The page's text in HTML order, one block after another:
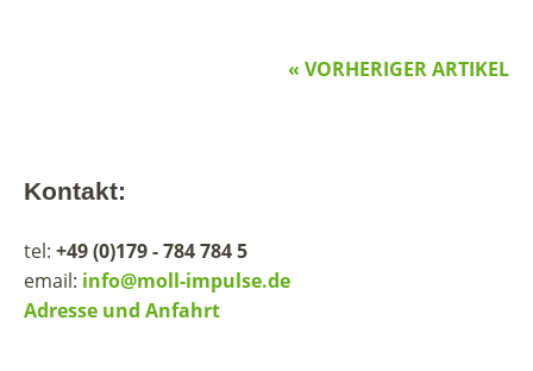
« VORHERIGER ARTIKEL
Kontakt:
tel: +49 (0)179 - 784 784 5
email: info@moll-impulse.de
Adresse und Anfahrt